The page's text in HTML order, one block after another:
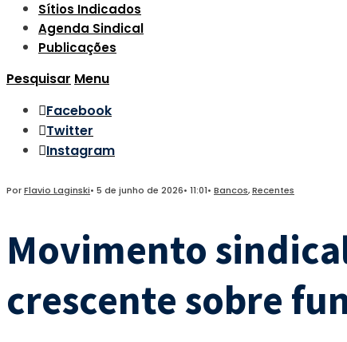
Sítios Indicados
Agenda Sindical
Publicações
Pesquisar Menu
Facebook
Twitter
Instagram
PorFlavio Laginski• 5 de junho de 2026• 11:01• Bancos,Recentes
Movimento
crescente sobre